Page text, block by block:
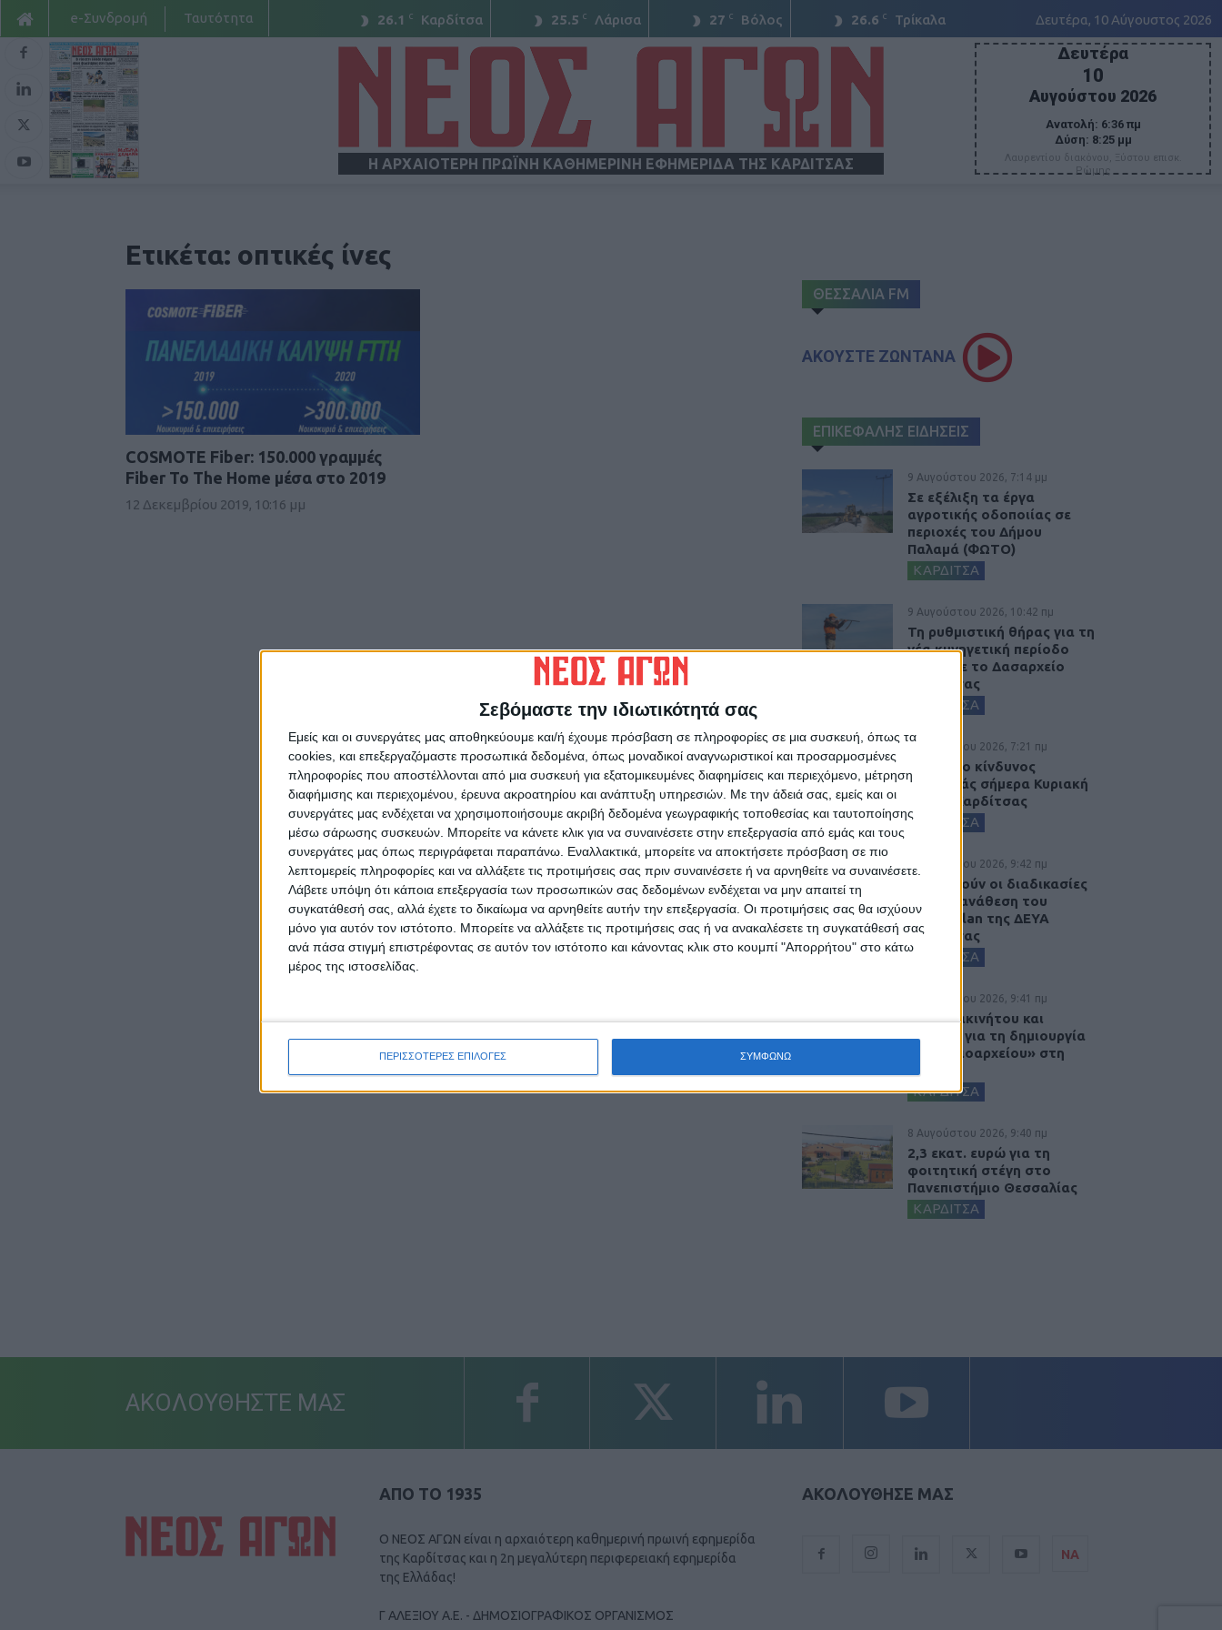
Σεβόμαστε την ιδιωτικότητά σας
Εμείς και οι συνεργάτες μας αποθηκεύουμε και/ή έχουμε πρόσβαση σε πληροφορίες σε μια συσκευή, όπως τα
cookies, και επεξεργαζόμαστε προσωπικά δεδομένα, όπως μοναδικοί αναγνωριστικοί και προσαρμοσμένες
πληροφορίες που αποστέλλονται από μια συσκευή για εξατομικευμένες διαφημίσεις και περιεχόμενο, μέτρηση
διαφήμισης και περιεχομένου, έρευνα ακροατηρίου και ανάπτυξη υπηρεσιών. Με την άδειά σας, εμείς και οι
συνεργάτες μας ενδέχεται να χρησιμοποιήσουμε ακριβή δεδομένα γεωγραφικής τοποθεσίας και ταυτοποίησης
μέσω σάρωσης συσκευών. Μπορείτε να κάνετε κλικ για να συναινέσετε στην επεξεργασία από εμάς και τους
συνεργάτες μας όπως περιγράφεται παραπάνω. Εναλλακτικά, μπορείτε να αποκτήσετε πρόσβαση σε πιο
λεπτομερείς πληροφορίες και να αλλάξετε τις προτιμήσεις σας πριν συναινέσετε ή να αρνηθείτε να συναινέσετε.
Λάβετε υπόψη ότι κάποια επεξεργασία των προσωπικών σας δεδομένων ενδέχεται να μην απαιτεί τη
συγκατάθεσή σας, αλλά έχετε το δικαίωμα να αρνηθείτε αυτήν την επεξεργασία. Οι προτιμήσεις σας θα ισχύουν
μόνο για αυτόν τον ιστότοπο. Μπορείτε να αλλάξετε τις προτιμήσεις σας ή να ανακαλέσετε τη συγκατάθεσή σας
ανά πάσα στιγμή επιστρέφοντας σε αυτόν τον ιστότοπο και κάνοντας κλικ στο κουμπί "Απορρήτου" στο κάτω
μέρος της ιστοσελίδας.
ΠΕΡΙΣΣΟΤΕΡΕΣ ΕΠΙΛΟΓΕΣ ΣΥΜΦΩΝΩ
26.1 C Καρδίτσα 25.5 C Λάρισα 27 C Βόλος 26.6 C Τρίκαλα Δευτέρα, 10 Αύγουστος 2026
e-Συνδρομή Ταυτότητα
Η ΑΡΧΑΙΟΤΕΡΗ ΠΡΩΪΝΗ ΚΑΘΗΜΕΡΙΝΗ ΕΦΗΜΕΡΙΔΑ ΤΗΣ ΚΑΡΔΙΤΣΑΣ
Δευτέρα
10
Αυγούστου 2026
Ανατολή: 6:36 πμ
Δύση: 8:25 μμ
Λαυρεντίου διακόνου, Ξύστου επισκ.
Ρώμης
Ετικέτα: οπτικές ίνες
COSMOTE Fiber: 150.000 γραμμές
Fiber To The Home μέσα στο 2019
12 Δεκεμβρίου 2019, 10:16 μμ
ΘΕΣΣΑΛΙΑ FM
ΑΚΟΥΣΤΕ ΖΩΝΤΑΝΑ
ΕΠΙΚΕΦΑΛΗΣ ΕΙΔΗΣΕΙΣ
9 Αυγούστου 2026, 7:14 μμ
Σε εξέλιξη τα έργα
αγροτικής οδοποιίας σε
περιοχές του Δήμου
Παλαμά (ΦΩΤΟ)
ΚΑΡΔΙΤΣΑ
9 Αυγούστου 2026, 10:42 πμ
Τη ρυθμιστική θήρας για τη
νέα κυνηγετική περίοδο
εξέδωσε το Δασαρχείο
Καρδίτσας
ΚΑΡΔΙΤΣΑ
9 Αυγούστου 2026, 7:21 πμ
Υψηλός ο κίνδυνος
πυρκαγιάς σήμερα Κυριακή
στο Ν. Καρδίτσας
ΚΑΡΔΙΤΣΑ
8 Αυγούστου 2026, 9:42 πμ
Προχωρούν οι διαδικασίες
για την ανάθεση του
masterplan της ΔΕΥΑ
Καρδίτσας
ΚΑΡΔΙΤΣΑ
8 Αυγούστου 2026, 9:41 πμ
Δωρεά ακινήτου και
μελέτης για τη δημιουργία
«Κειμηλιοαρχείου» στη
Ρεντίνα
ΚΑΡΔΙΤΣΑ
8 Αυγούστου 2026, 9:40 πμ
2,3 εκατ. ευρώ για τη
φοιτητική στέγη στο
Πανεπιστήμιο Θεσσαλίας
ΚΑΡΔΙΤΣΑ
ΑΚΟΛΟΥΘΗΣΤΕ ΜΑΣ
ΑΠΟ ΤΟ 1935
Ο ΝΕΟΣ ΑΓΩΝ είναι η αρχαιότερη καθημερινή πρωινή εφημερίδα
της Καρδίτσας και η 2η μεγαλύτερη περιφερειακή εφημερίδα
της Ελλάδας!
Γ ΑΛΕΞΙΟΥ Α.Ε. - ΔΗΜΟΣΙΟΓΡΑΦΙΚΟΣ ΟΡΓΑΝΙΣΜΟΣ
ΑΚΟΛΟΥΘΗΣΕ ΜΑΣ
ΝΑ